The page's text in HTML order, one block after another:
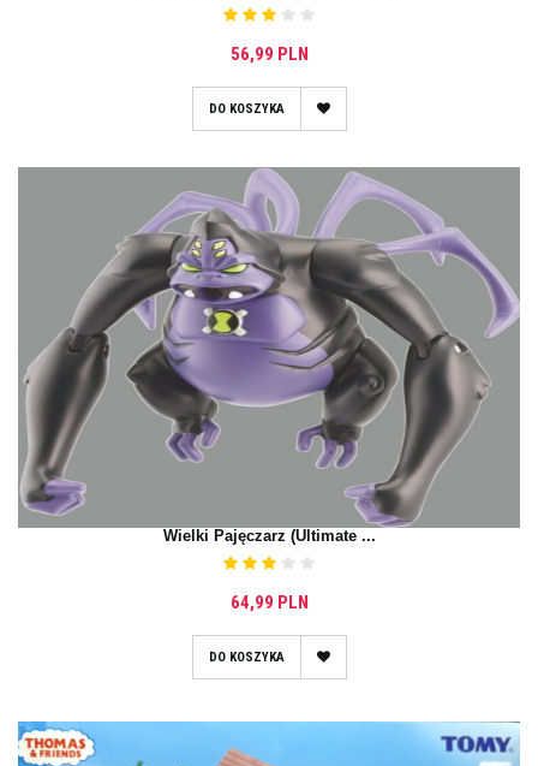
56,99 PLN
DO KOSZYKA
Wielki Pajęczarz (Ultimate ...
64,99 PLN
DO KOSZYKA